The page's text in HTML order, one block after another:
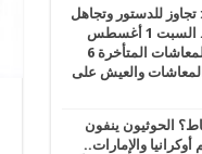
للدستور وتجاهل
للأزمات الاقتصادية والمعيشية.. السبت 1 أغسطس
2026.. أوضاع قاسية لأصحاب المعاشات المتأخرة 6
والعيش على
الحوثيون ينفون
والإمارات..